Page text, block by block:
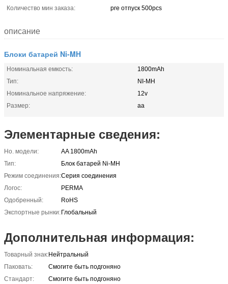
Количество мин заказа:
pre отпуск 500pcs
описание
Блоки батарей Ni-MH
Номинальная емкость:
1800mAh
Тип:
NI-MH
Номинальное напряжение:
12v
Размер:
aa
Элементарные сведения:
Но. модели:
AA 1800mAh
Тип:
Блок батарей Ni-MH
Режим соединения:Серия соединения
Логос:
PERMA
Одобренный:
RoHS
Экспортные рынки:Глобальный
Дополнительная информация:
Товарный знак:Нейтральный
Паковать:
Смогите быть подгоняно
Стандарт:
Смогите быть подгоняно